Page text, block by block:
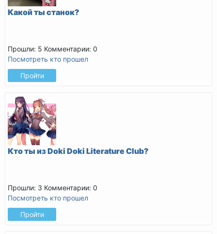
Какой ты станок?
Прошли: 5 Комментарии: 0
Посмотреть кто прошел
Пройти
Кто ты из Doki Doki Literature Club?
Прошли: 3 Комментарии: 0
Посмотреть кто прошел
Пройти